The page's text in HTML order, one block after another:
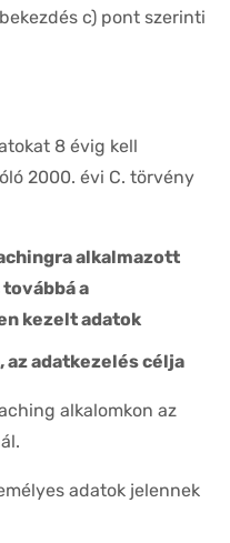
c) pont szerinti
8 évig kell
2000. évi C. törvény
alkalmazott
a
kezelt adatok
adatkezelés célja
alkalomkon az
adatok jelennek